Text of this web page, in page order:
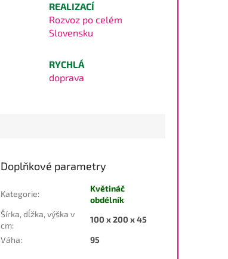
REALIZACÍ
Rozvoz po celém
Slovensku
RYCHLÁ
doprava
Doplňkové parametry
Kategorie:
Květináč
obdélník
Šírka, dĺžka, výška v
cm:
100 x 200 x 45
Váha: 95